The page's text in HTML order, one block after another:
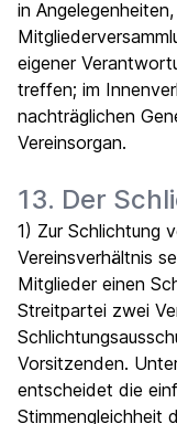
in
eigener
treffen; im
nachträglichen
Vereinsorgan.
13. Der
1) Zur Schlichtung
Vereinsverhältnis
Mitglieder einen
Streitpartei zwei
Vorsitzenden.
entscheidet die
Stimmengleichheit